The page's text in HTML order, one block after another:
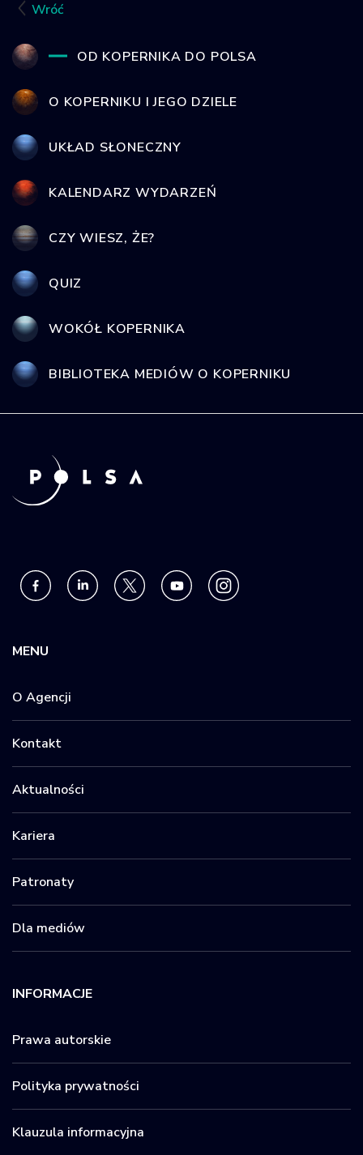
Wróć
OD KOPERNIKA DO POLSA
O KOPERNIKU I JEGO DZIELE
UKŁAD SŁONECZNY
KALENDARZ WYDARZEŃ
CZY WIESZ, ŻE?
QUIZ
WOKÓŁ KOPERNIKA
BIBLIOTEKA MEDIÓW O KOPERNIKU
MENU
O Agencji
Kontakt
Aktualności
Kariera
Patronaty
Dla mediów
INFORMACJE
Prawa autorskie
Polityka prywatności
Klauzula informacyjna